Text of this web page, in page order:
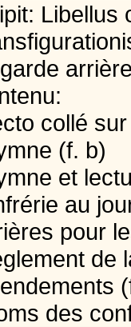
Libellus
collé
(f. b)
et
au
pour
de
des